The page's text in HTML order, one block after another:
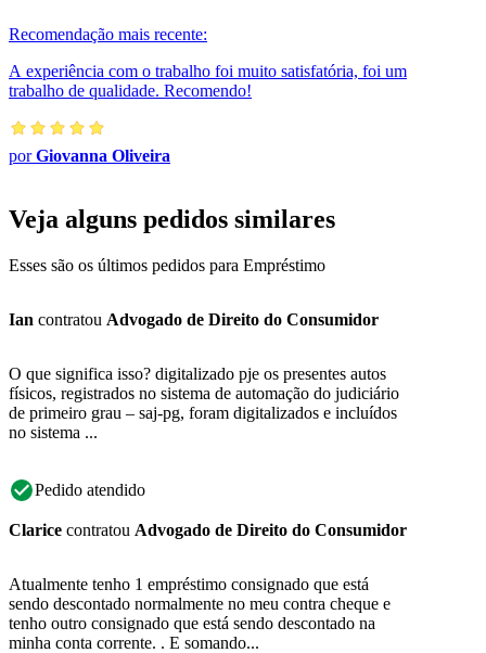
Recomendação mais recente:
A experiência com o trabalho foi muito satisfatória, foi um
trabalho de qualidade. Recomendo!
porGiovanna Oliveira
Veja alguns pedidos similares
Esses são os últimos pedidos para Empréstimo
Ian contratou Advogado de Direito do Consumidor
O que significa isso? digitalizado pje os presentes autos
físicos, registrados no sistema de automação do judiciário
de primeiro grau – saj-pg, foram digitalizados e incluídos
no sistema ...
Pedido atendido
Clarice contratou Advogado de Direito do Consumidor
Atualmente tenho 1 empréstimo consignado que está
sendo descontado normalmente no meu contra cheque e
tenho outro consignado que está sendo descontado na
minha conta corrente. . E somando...